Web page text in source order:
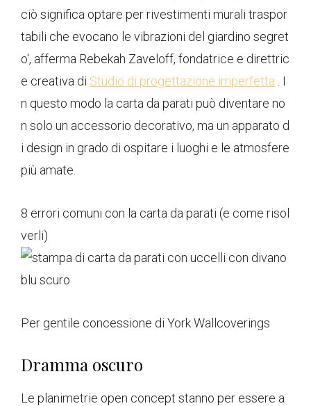
ciò significa optare per rivestimenti murali traspor
tabili che evocano le vibrazioni del giardino segret
o', afferma Rebekah Zaveloff, fondatrice e direttric
e creativa di Studio di progettazione imperfetta . I
n questo modo la carta da parati può diventare no
n solo un accessorio decorativo, ma un apparato d
i design in grado di ospitare i luoghi e le atmosfere
più amate.
8 errori comuni con la carta da parati (e come risol
verli)
Per gentile concessione di York Wallcoverings
Dramma oscuro
Le planimetrie open concept stanno per essere a